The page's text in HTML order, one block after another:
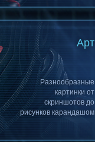
Арт
Разнообразные
картинки от
скриншотов до
рисунков карандашом